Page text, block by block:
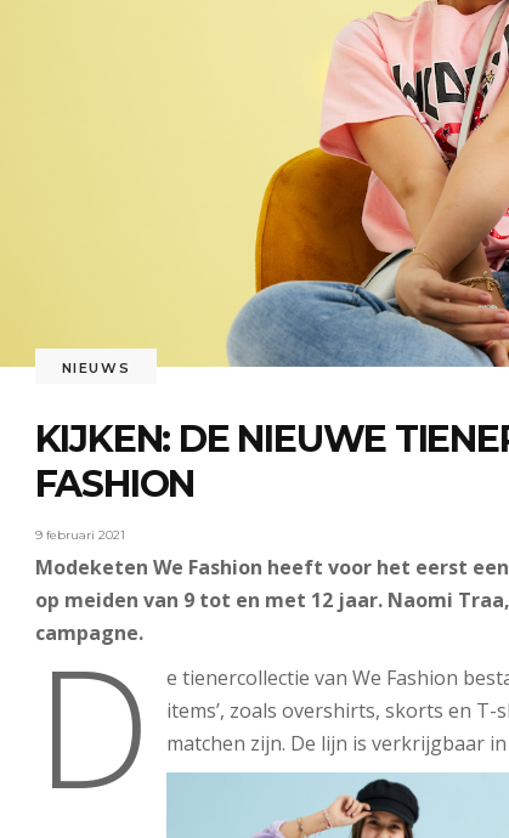
NIEUWS
KIJKEN: DE NIEUWE
FASHION
9 februari 2021
Modeketen We Fashion heeft voor het eerst
op meiden van 9 tot en met 12 jaar. Naomi
campagne.
D
e tienercollectie van We Fashion
items’, zoals overshirts, skorts en
matchen zijn. De lijn is verkrijgbaar